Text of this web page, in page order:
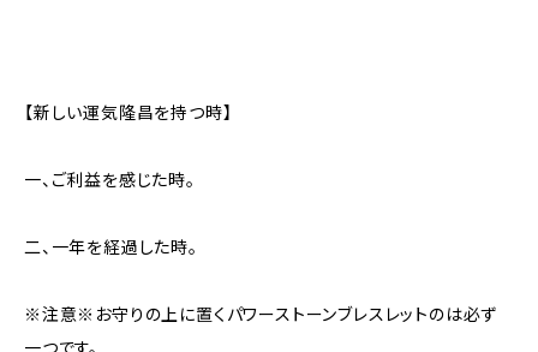
【新しい運気隆昌を持つ時】
一、ご利益を感じた時。
二、一年を経過した時。
※注意※お守りの上に置くパワーストーンブレスレットのは必ず
一つです。